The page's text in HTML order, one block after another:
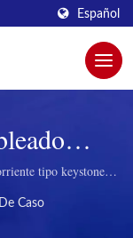
Español
Para
|
tipo keystone
Caso